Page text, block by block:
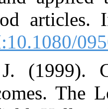
teaching
541-550. [
4.
Learning